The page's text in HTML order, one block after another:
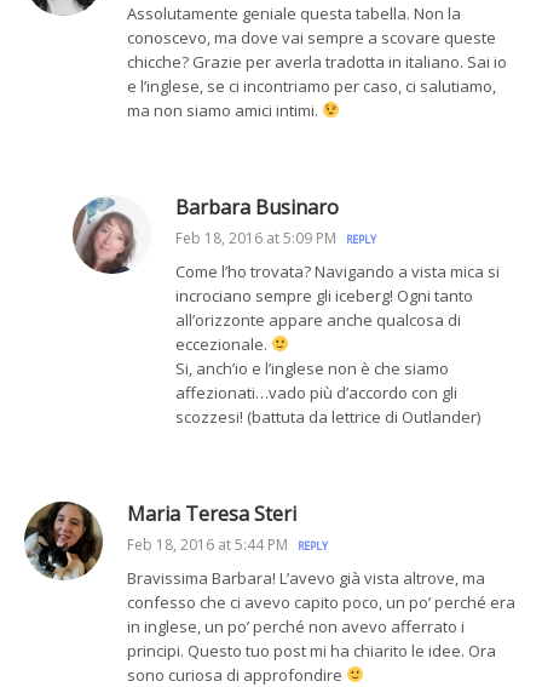
Assolutamente geniale questa tabella. Non la
conoscevo, ma dove vai sempre a scovare queste
chicche? Grazie per averla tradotta in italiano. Sai io
e l’inglese, se ci incontriamo per caso, ci salutiamo,
ma non siamo amici intimi.
Barbara Businaro
Feb 18, 2016 at 5:09 PM REPLY
Come l’ho trovata? Navigando a vista mica si
incrociano sempre gli iceberg! Ogni tanto
all’orizzonte appare anche qualcosa di
eccezionale.
Si, anch’io e l’inglese non è che siamo
affezionati…vado più d’accordo con gli
scozzesi! (battuta da lettrice di Outlander)
Maria Teresa Steri
Feb 18, 2016 at 5:44 PM REPLY
Bravissima Barbara! L’avevo già vista altrove, ma
confesso che ci avevo capito poco, un po’ perché era
in inglese, un po’ perché non avevo afferrato i
principi. Questo tuo post mi ha chiarito le idee. Ora
sono curiosa di approfondire